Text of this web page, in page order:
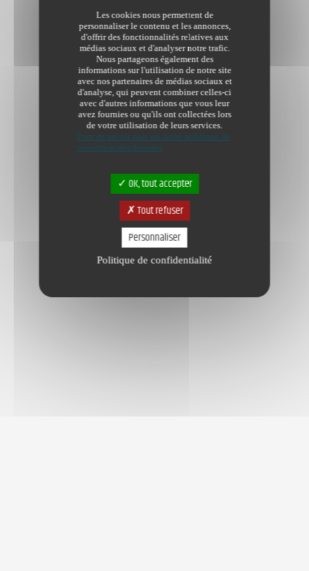
Les cookies nous permettent de
personnaliser le contenu et les annonces,
d'offrir des fonctionnalités relatives aux
médias sociaux et d'analyser notre trafic.
Nous partageons également des
informations sur l'utilisation de notre site
avec nos partenaires de médias sociaux et
d'analyse, qui peuvent combiner celles-ci
avec d'autres informations que vous leur
avez fournies ou qu'ils ont collectées lors
de votre utilisation de leurs services.
Pour en savoir plus sur notre politique de
protection des données
OK, tout accepter
Tout refuser
Personnaliser
Politique de confidentialité